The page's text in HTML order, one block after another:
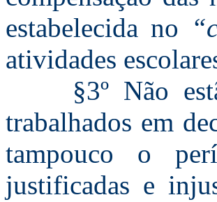
estabelecida no
atividades
§3º Não
trabalhados em
tampouco o
justificadas e